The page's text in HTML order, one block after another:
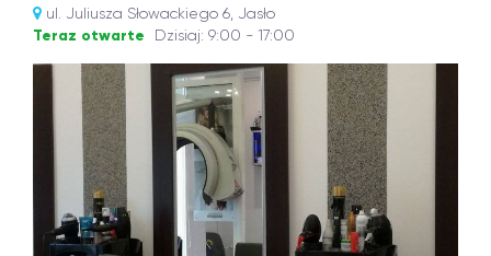
ul. Juliusza Słowackiego 6, Jasło
Teraz otwarte Dzisiaj: 9:00 - 17:00